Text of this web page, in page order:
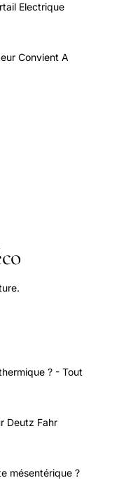
Electrique
Convient A
? - Tout
Deutz Fahr
mésentérique ?